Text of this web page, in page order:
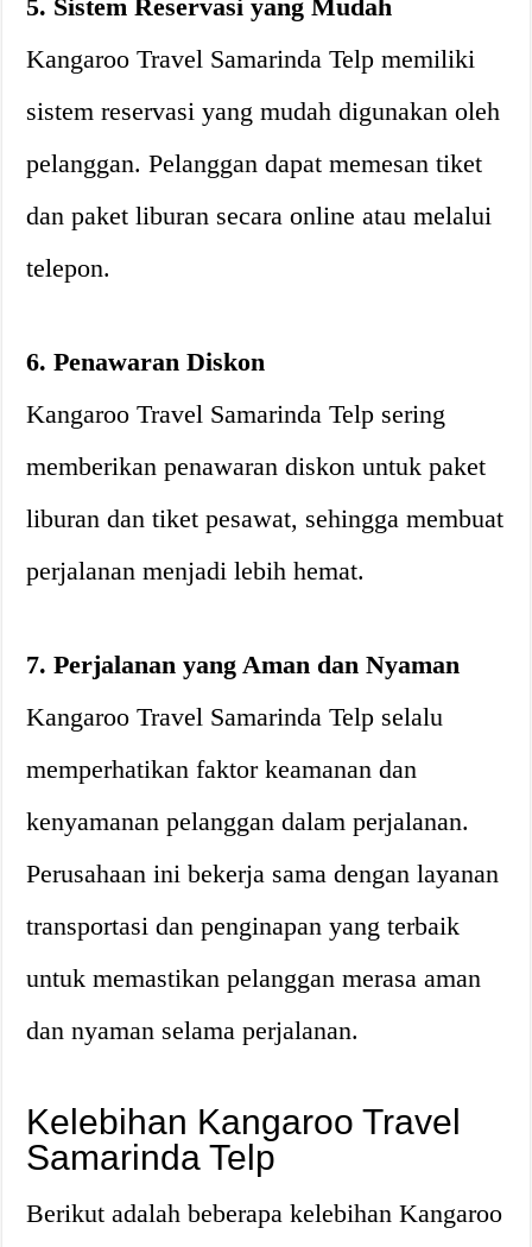
5. Sistem Reservasi yang Mudah
Kangaroo Travel Samarinda Telp memiliki
sistem reservasi yang mudah digunakan oleh
pelanggan. Pelanggan dapat memesan tiket
dan paket liburan secara online atau melalui
telepon.
6. Penawaran Diskon
Kangaroo Travel Samarinda Telp sering
memberikan penawaran diskon untuk paket
liburan dan tiket pesawat, sehingga membuat
perjalanan menjadi lebih hemat.
7. Perjalanan yang Aman dan Nyaman
Kangaroo Travel Samarinda Telp selalu
memperhatikan faktor keamanan dan
kenyamanan pelanggan dalam perjalanan.
Perusahaan ini bekerja sama dengan layanan
transportasi dan penginapan yang terbaik
untuk memastikan pelanggan merasa aman
dan nyaman selama perjalanan.
Kelebihan Kangaroo Travel
Samarinda Telp
Berikut adalah beberapa kelebihan Kangaroo